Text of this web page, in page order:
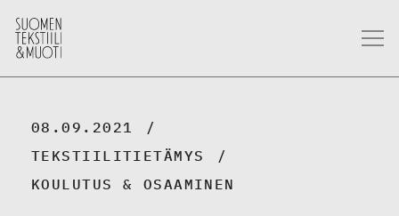
08.09.2021
TEKSTIILITIETÄMYS
KOULUTUS & OSAAMINEN